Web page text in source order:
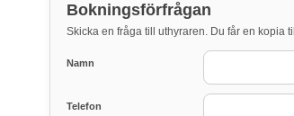
Bokningsförfrågan
Skicka en fråga till uthyraren. Du får en kopia
Namn
Telefon